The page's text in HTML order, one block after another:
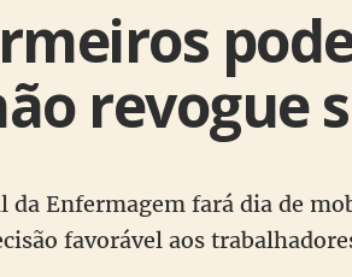
revogue
da Enfermagem fará dia de
favorável aos